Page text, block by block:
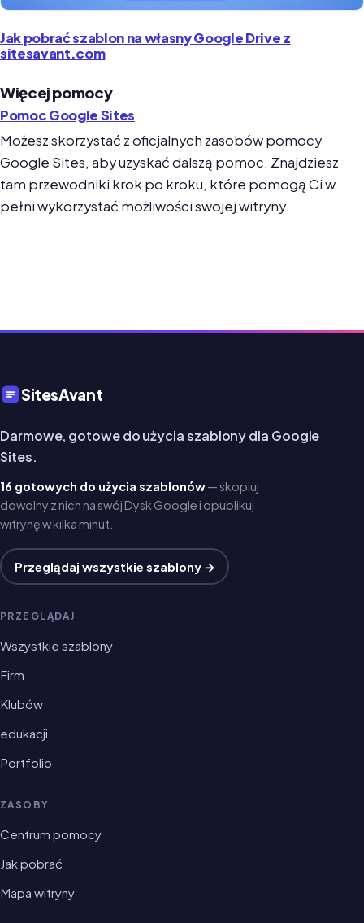
Jak pobrać szablon na własny Google Drive z
sitesavant.com
Więcej pomocy
Pomoc Google Sites
Możesz skorzystać z oficjalnych zasobów pomocy
Google Sites, aby uzyskać dalszą pomoc. Znajdziesz
tam przewodniki krok po kroku, które pomogą Ci w
pełni wykorzystać możliwości swojej witryny.
SitesAvant
Darmowe, gotowe do użycia szablony dla Google
Sites.
16 gotowych do użycia szablonów— skopiuj
dowolny z nich na swój Dysk Google i opublikuj
witrynę w kilka minut.
Przeglądaj wszystkie szablony →
PRZEGLĄDAJ
Wszystkie szablony
Firm
Klubów
edukacji
Portfolio
ZASOBY
Centrum pomocy
Jak pobrać
Mapa witryny